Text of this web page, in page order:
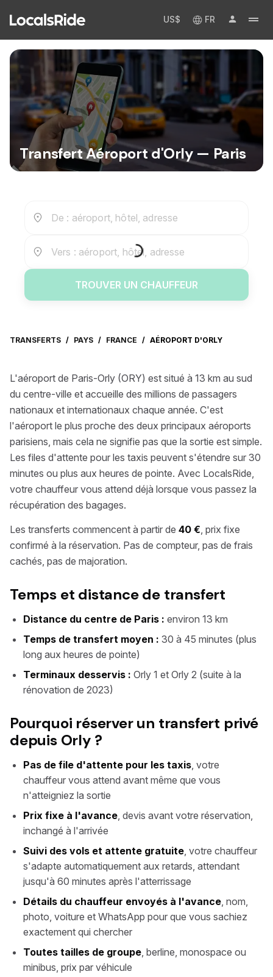
US$ FR
Transfert Aéroport d'Orly — Paris
De : aéroport, hôtel, adresse
Vers : aéroport, hôtel, adresse
TROUVER UN CHAUFFEUR
TRANSFERTS / PAYS / FRANCE / AÉROPORT D'ORLY
L'aéroport de Paris-Orly (ORY) est situé à 13 km au sud
du centre-ville et accueille des millions de passagers
nationaux et internationaux chaque année. C'est
l'aéroport le plus proche des deux principaux aéroports
parisiens, mais cela ne signifie pas que la sortie est simple.
Les files d'attente pour les taxis peuvent s'étendre sur 30
minutes ou plus aux heures de pointe. Avec LocalsRide,
votre chauffeur vous attend déjà lorsque vous passez la
récupération des bagages.
Les transferts commencent à partir de 40 €, prix fixe
confirmé à la réservation. Pas de compteur, pas de frais
cachés, pas de majoration.
Temps et distance de transfert
Distance du centre de Paris : environ 13 km
Temps de transfert moyen : 30 à 45 minutes (plus
long aux heures de pointe)
Terminaux desservis : Orly 1 et Orly 2 (suite à la
rénovation de 2023)
Pourquoi réserver un transfert privé
depuis Orly ?
Pas de file d'attente pour les taxis, votre
chauffeur vous attend avant même que vous
n'atteigniez la sortie
Prix fixe à l'avance, devis avant votre réservation,
inchangé à l'arrivée
Suivi des vols et attente gratuite, votre chauffeur
s'adapte automatiquement aux retards, attendant
jusqu'à 60 minutes après l'atterrissage
Détails du chauffeur envoyés à l'avance, nom,
photo, voiture et WhatsApp pour que vous sachiez
exactement qui chercher
Toutes tailles de groupe, berline, monospace ou
minibus, prix par véhicule